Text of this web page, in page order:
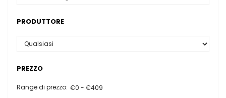
PRODUTTORE
PREZZO
Range di prezzo: